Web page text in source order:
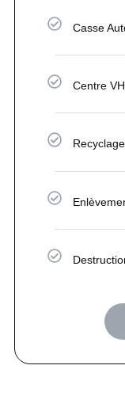
Casse
Centre